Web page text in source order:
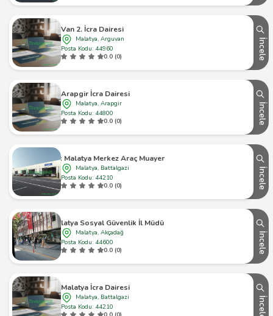
Van 2. İcra Dairesi
Malatya, Arguvan
Posta Kodu: 44960
0.0 (0)
İncele
Arapgir İcra Dairesi
Malatya, Arapgir
Posta Kodu: 44800
0.0 (0)
İncele
Tüvtürk Malatya Merkez Araç Muayene İstasyonu
Malatya, Battalgazi
Posta Kodu: 44210
0.0 (0)
İncele
Malatya Sosyal Güvenlik İl Müdürlüğü
Malatya, Akçadağ
Posta Kodu: 44600
0.0 (0)
İncele
Malatya İcra Dairesi
Malatya, Battalgazi
Posta Kodu: 44210
İncele